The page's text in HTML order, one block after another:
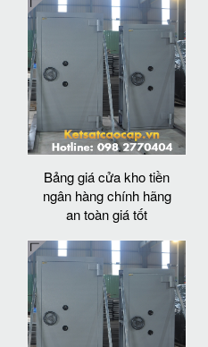
Bảng giá cửa kho tiền
ngân hàng chính hãng
an toàn giá tốt